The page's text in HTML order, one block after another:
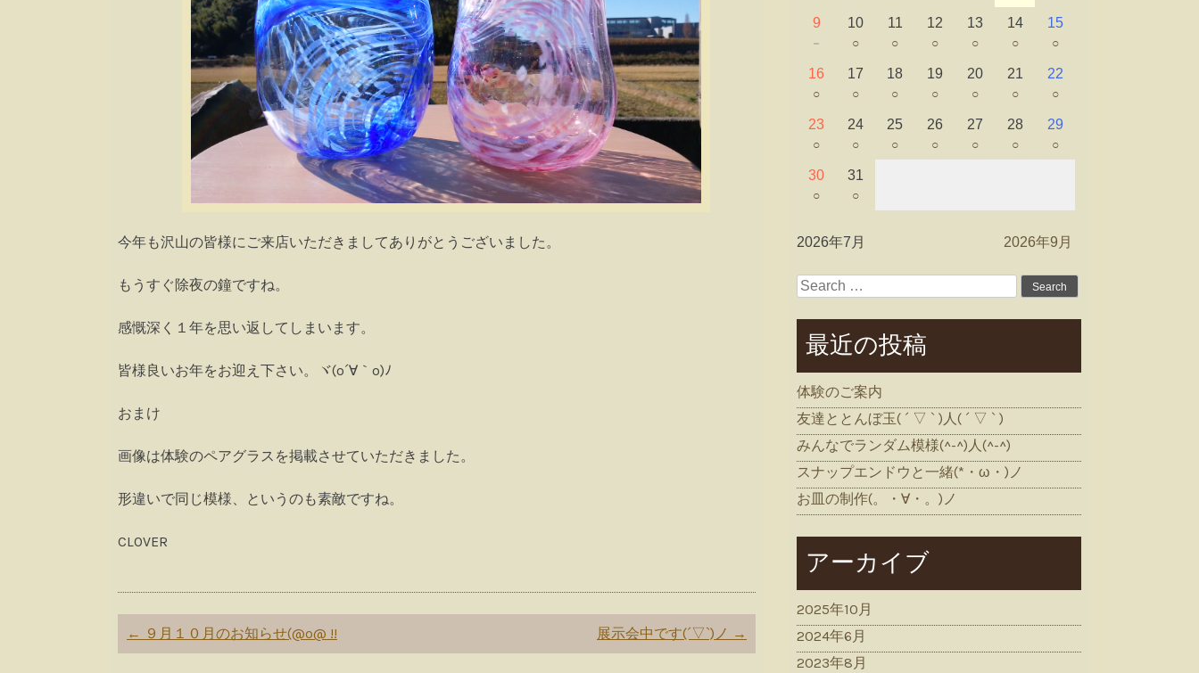
今年も沢山の皆様にご来店いただきましてありがとうございました。
もうすぐ除夜の鐘ですね。
感慨深く１年を思い返してしまいます。
皆様良いお年をお迎え下さい。ヾ(o´∀｀o)ﾉ
おまけ
画像は体験のペアグラスを掲載させていただきました。
形違いで同じ模様、というのも素敵ですね。
CLOVER
Post
navigation
← ９月１０月のお知らせ(@o@ !! 展示会中です(´▽`)ノ →
9
－
10
○
11
○
12
○
13
○
14
○
15
○
16
○
17
○
18
○
19
○
20
○
21
○
22
○
23
○
24
○
25
○
26
○
27
○
28
○
29
○
30
○
31
○
2026年7月 2026年9月
Search
最近の投稿
体験のご案内
友達ととんぼ玉( ´ ▽ ` )人( ´ ▽ ` )
みんなでランダム模様(^-^)人(^-^)
スナップエンドウと一緒(*・ω・)ノ
お皿の制作(。・∀・。)ノ
アーカイブ
2025年10月
2024年6月
2023年8月